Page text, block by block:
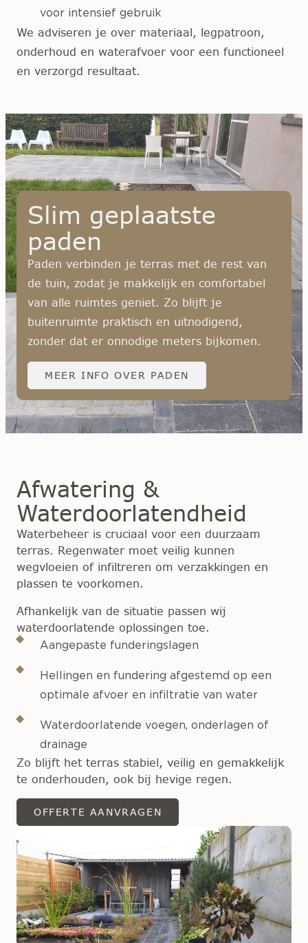
voor intensief gebruik
We adviseren je over materiaal, legpatroon,
onderhoud en waterafvoer voor een functioneel
en verzorgd resultaat.
Slim geplaatste
paden
Paden verbinden je terras met de rest van
de tuin, zodat je makkelijk en comfortabel
van alle ruimtes geniet. Zo blijft je
buitenruimte praktisch en uitnodigend,
zonder dat er onnodige meters bijkomen.
MEER INFO OVER PADEN
Afwatering &
Waterdoorlatendheid
Waterbeheer is cruciaal voor een duurzaam
terras. Regenwater moet veilig kunnen
wegvloeien of infiltreren om verzakkingen en
plassen te voorkomen.
Afhankelijk van de situatie passen wij
waterdoorlatende oplossingen toe.
Aangepaste funderingslagen
Hellingen en fundering afgestemd op een
optimale afvoer en infiltratie van water
Waterdoorlatende voegen, onderlagen of
drainage
Zo blijft het terras stabiel, veilig en gemakkelijk
te onderhouden, ook bij hevige regen.
OFFERTE AANVRAGEN